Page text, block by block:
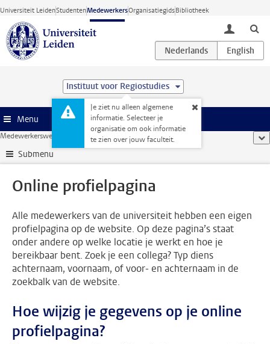
Ga direct naar de inhoud
Universiteit LeidenStudentenMedewerkersOrganisatiegidsBibliotheek
toggle
Instituut voor Regiostudies
Je ziet nu alleen algemene
informatie. Selecteer je
organisatie om ook informatie
te zien over jouw faculteit.
Menu
Medewerkerswebsite Online profielpagina
Submenu
Online profielpagina
Alle medewerkers van de universiteit hebben een eigen
profielpagina op de website. Op deze pagina’s staat
onder andere op welke locatie je werkt en hoe je
bereikbaar bent. Zoek je een collega? Typ diens
achternaam, voornaam, of voor- en achternaam in de
zoekbalk van de website.
Hoe wijzig je gegevens op je online
profielpagina?